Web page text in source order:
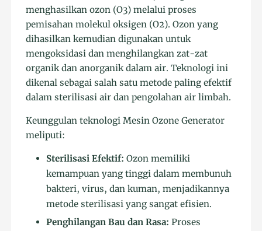
menghasilkan ozon (O3) melalui proses
pemisahan molekul oksigen (O2). Ozon yang
dihasilkan kemudian digunakan untuk
mengoksidasi dan menghilangkan zat-zat
organik dan anorganik dalam air. Teknologi ini
dikenal sebagai salah satu metode paling efektif
dalam sterilisasi air dan pengolahan air limbah.
Keunggulan teknologi Mesin Ozone Generator
meliputi:
Sterilisasi Efektif: Ozon memiliki
kemampuan yang tinggi dalam membunuh
bakteri, virus, dan kuman, menjadikannya
metode sterilisasi yang sangat efisien.
Penghilangan Bau dan Rasa: Proses